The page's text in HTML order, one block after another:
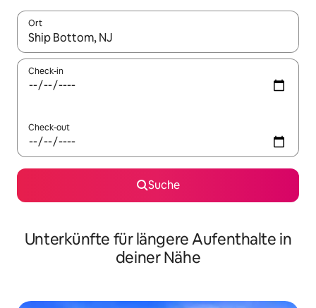
Ort
Wenn Ergebnisse verfügbar sind, navigiere mit den
Check-in
Check-out
Suche
Unterkünfte für längere Aufenthalte in
deiner Nähe